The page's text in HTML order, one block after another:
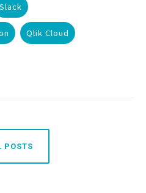
Slack
Qlik Cloud
POSTS